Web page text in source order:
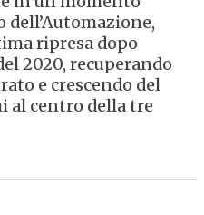
ripresa dopo
2020, recuperando
e crescendo del
al centro della tre